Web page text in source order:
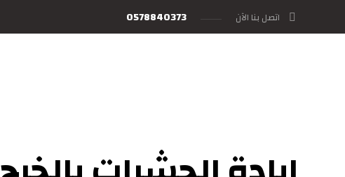
اتصل بنا الآن 0578840373